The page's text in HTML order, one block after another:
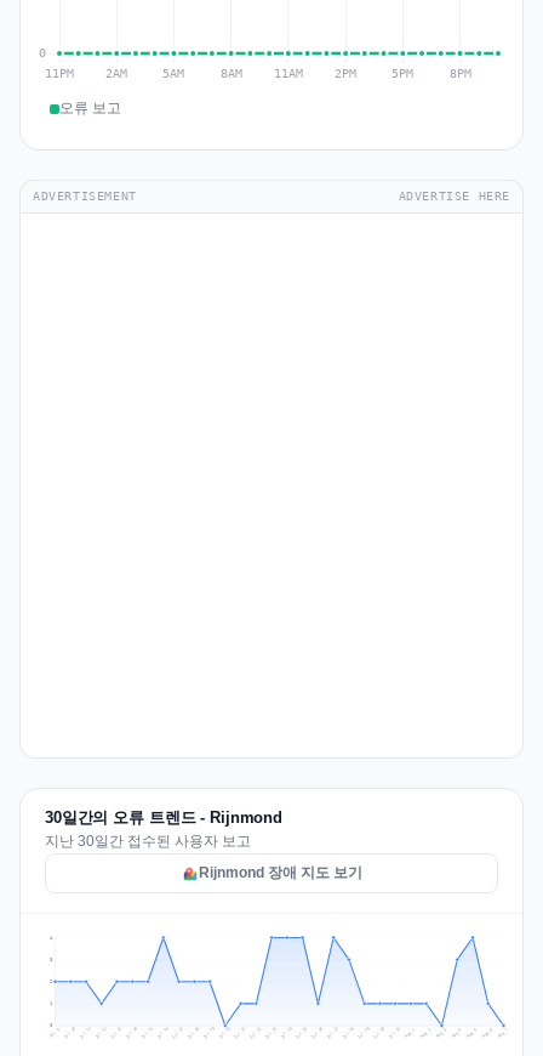
오류 보고
ADVERTISEMENT ADVERTISE HERE
30일간의 오류 트렌드 - Rijnmond
지난 30일간 접수된 사용자 보고
Rijnmond 장애 지도 보기
1
2
3
4
Jul 9 Jul 10 Jul 11 Jul 12 Jul 13 Jul 14 Jul 15 Jul 16 Jul 17 Jul 18 Jul 19 Jul 20 Jul 21 Jul 22 Jul 23 Jul 24 Jul 25 Jul 26 Jul 27 Jul 28 Jul 29 Jul 30 Jul 31 Aug 1 Aug 2 Aug 3 Aug 4 Aug 5 Aug 6 Aug 7